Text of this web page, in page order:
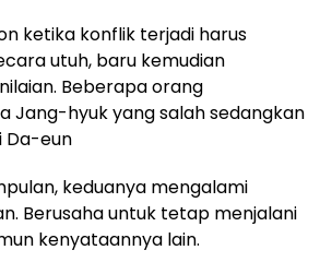
ketika konflik terjadi harus
utuh, baru kemudian
Beberapa orang
Jang-hyuk yang salah sedangkan
Da-eun
keduanya mengalami
Berusaha untuk tetap menjalani
kenyataannya lain.